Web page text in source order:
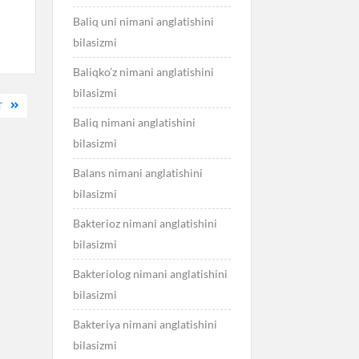
Baliq uni nimani anglatishini
bilasizmi
Baliqko’z nimani anglatishini
bilasizmi
Baliq nimani anglatishini
bilasizmi
Balans nimani anglatishini
bilasizmi
Bakterioz nimani anglatishini
bilasizmi
Bakteriolog nimani anglatishini
bilasizmi
Bakteriya nimani anglatishini
bilasizmi